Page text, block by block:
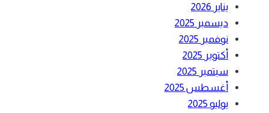
يناير 2026
ديسمبر 2025
نوفمبر 2025
أكتوبر 2025
سبتمبر 2025
أغسطس 2025
يوليو 2025